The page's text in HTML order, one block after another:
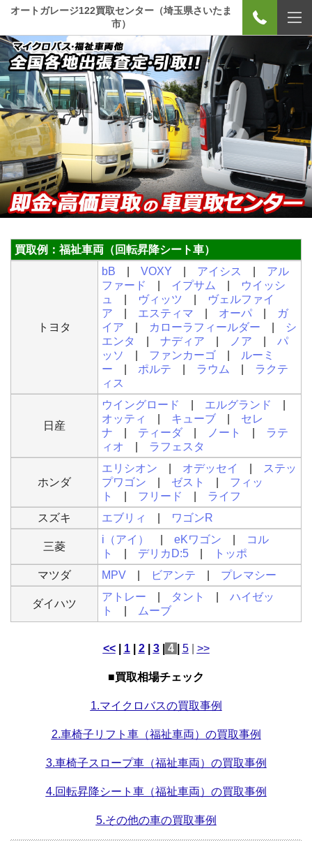
オートガレージ122買取センター（埼玉県さいたま
市）
買取例：福祉車両 （回転昇降シート車）
トヨタ
bB VOXY アイシス
アル
ファード
イプサム
ウイッシ
ュ
ヴィッツ
ヴェルファイ
ア
エスティマ オーパ
ガ
イア
カローラフィールダー
シ
エンタ
ナディア ノア
パ
ッソ
ファンカーゴ
ルーミ
ー
ポルテ ラウム
ラクテ
ィス
日産
ウイングロード エルグランド
オッティ
キューブ
セレ
ナ
ティーダ ノート
ラテ
ィオ
ラフェスタ
ホンダ
エリシオン オデッセイ
ステッ
プワゴン
ゼスト
フィッ
ト
フリード
ライフ
スズキ
エブリィ ワゴンR
三菱
i（アイ） eKワゴン
コル
ト
デリカD:5
トッポ
マツダ
MPV ビアンテ プレマシー
ダイハツ
アトレー タント
ハイゼッ
ト
ムーブ
<<| 1| 2 3| 4 5| >>
■買取相場チェック
1.マイクロバスの買取事例
2.車椅子リフト車（福祉車両）の買取事例
3.車椅子スロープ車（福祉車両）の買取事例
4.回転昇降シート車（福祉車両）の買取事例
5.その他の車の買取事例